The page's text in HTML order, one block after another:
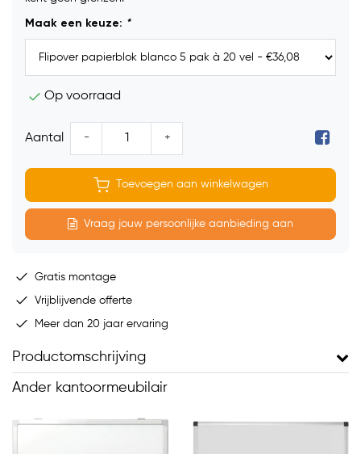
Maak een keuze: *
Op voorraad
Aantal - +
Toevoegen aan winkelwagen
Vraag jouw persoonlijke aanbieding aan
Gratis montage
Vrijblijvende offerte
Meer dan 20 jaar ervaring
Productomschrijving
Ander kantoormeubilair